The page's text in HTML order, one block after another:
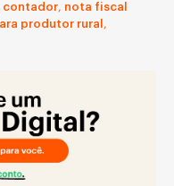
contador, nota fiscal
produtor rural ,